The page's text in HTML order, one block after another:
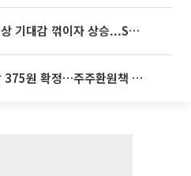
뉴욕증시, 연준 금리인상 기대감 꺾이자 상승...S&P500 사상 최고치 [종합]
SK하이닉스, 분기배당 375원 확정…주주환원책 9월로 앞당겨 발표